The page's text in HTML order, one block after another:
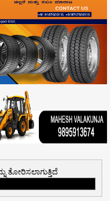
ತೋರಿಸಲಾಗುತ್ತಿದೆ